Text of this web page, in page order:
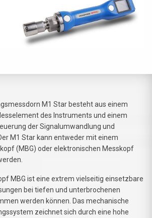
M1 Star besteht aus einem
des Instruments und einem
der Signalumwandlung und
M1 Star kann entweder mit einem
(MBG) oder elektronischen Messkopf
MBG ist eine extrem vielseitig einsetzbare
bei tiefen und unterbrochenen
werden können. Das mechanische
zeichnet sich durch eine hohe